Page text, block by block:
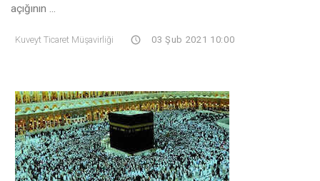
açığının ...
Kuveyt Ticaret Müşavirliği 03 Şub 2021 10:00